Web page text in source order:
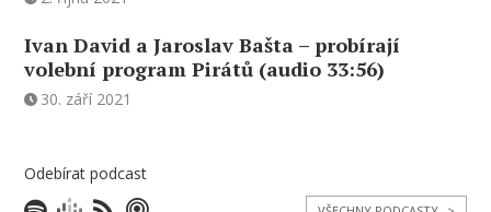
Ivan David a Jaroslav Bašta – probírají
volební program Pirátů (audio 33:56)
30. září 2021
Odebírat podcast